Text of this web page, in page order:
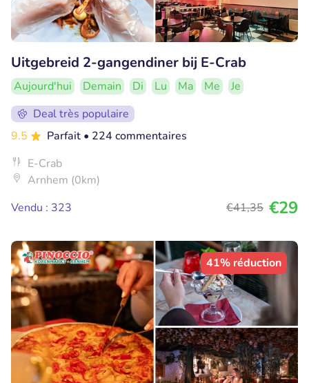
Uitgebreid 2-gangendiner bij E-Crab
Aujourd'hui Demain Di Lu Ma Me
Je
Deal très populaire
9.5
Parfait • 224 commentaires
E-Crab
Arnhem (0km)
Vendu : 323
€41,35 €29
41% réduction